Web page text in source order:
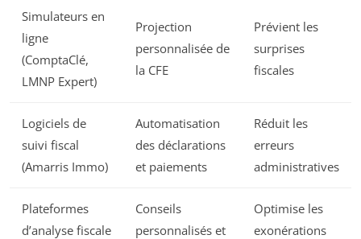
Simulateurs en
ligne
(ComptaClé,
LMNP Expert)
Projection
personnalisée de
la CFE
Prévient les
surprises
fiscales
Logiciels de
suivi fiscal
(Amarris Immo)
Automatisation
des déclarations
et paiements
Réduit les
erreurs
administratives
Plateformes
d’analyse fiscale
Conseils
personnalisés et
Optimise les
exonérations